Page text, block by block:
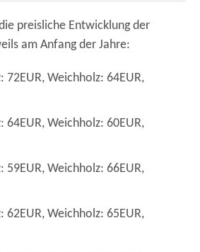
preisliche Entwicklung der
am Anfang der Jahre:
72EUR, Weichholz: 64EUR,
64EUR, Weichholz: 60EUR,
59EUR, Weichholz: 66EUR,
62EUR, Weichholz: 65EUR,